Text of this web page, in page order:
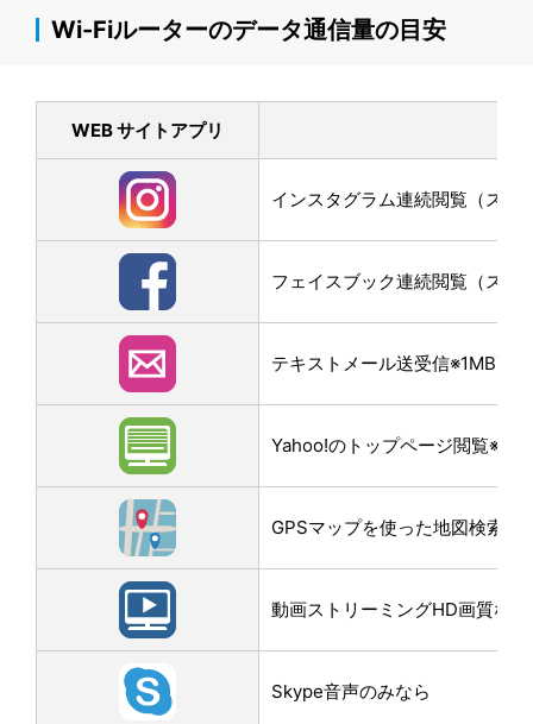
Wi-Fiルーターのデータ通信量の目安
WEB サイトアプリ
インスタグラム連続閲覧（スク
フェイスブック連続閲覧（スク
テキストメール送受信※1MB画
Yahoo!のトップページ閲覧
GPSマップを使った地図検索な
動画ストリーミングHD画質なら
Skype音声のみなら